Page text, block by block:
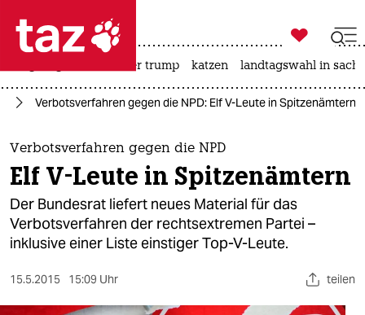
 taz zahl ich
taz zahl ich
themen
politik
öko

taz zahl ich
usa unter trump katzen landtagswahl in
Verbotsverfahren gegen die NPD: Elf V-Leute in Spitzenämtern
Verbotsverfahren gegen die NPD
Elf V-Leute in Spitzenämtern
Der Bundesrat liefert neues Material für das
Verbotsverfahren der rechtsextremen Partei –
inklusive einer Liste einstiger Top-V-Leute.
15.5.2015 15:09 Uhr teilen